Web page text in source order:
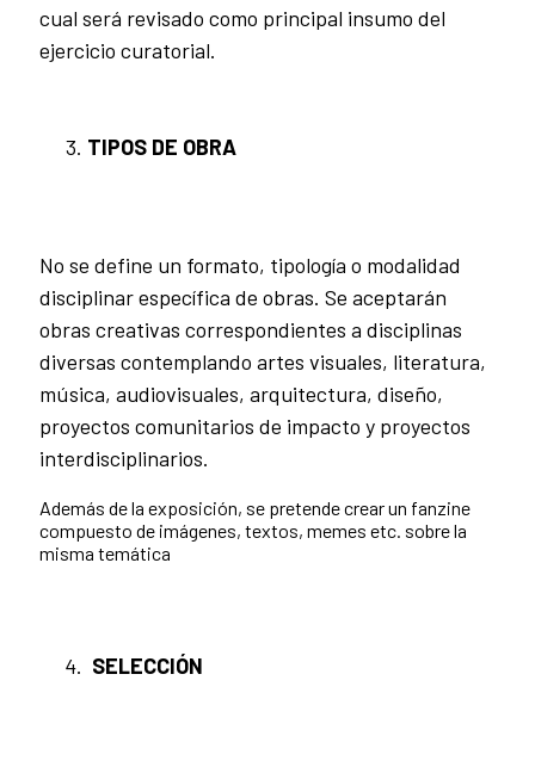
cual será revisado como principal insumo del
ejercicio curatorial.
TIPOS DE OBRA
No se define un formato, tipología o modalidad
disciplinar específica de obras. Se aceptarán
obras creativas correspondientes a disciplinas
diversas contemplando artes visuales, literatura,
música, audiovisuales, arquitectura, diseño,
proyectos comunitarios de impacto y proyectos
interdisciplinarios.
Además de la exposición, se pretende crear un fanzine
compuesto de imágenes, textos, memes etc. sobre la
misma temática
SELECCIÓN